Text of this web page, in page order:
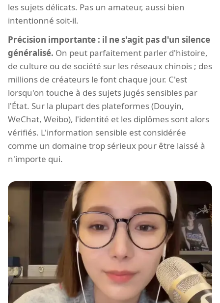
les sujets délicats. Pas un amateur, aussi bien
intentionné soit-il.
Précision importante : il ne s'agit pas d'un silence
généralisé. On peut parfaitement parler d'histoire,
de culture ou de société sur les réseaux chinois ; des
millions de créateurs le font chaque jour. C'est
lorsqu'on touche à des sujets jugés sensibles par
l'État. Sur la plupart des plateformes (Douyin,
WeChat, Weibo), l'identité et les diplômes sont alors
vérifiés. L'information sensible est considérée
comme un domaine trop sérieux pour être laissé à
n'importe qui.